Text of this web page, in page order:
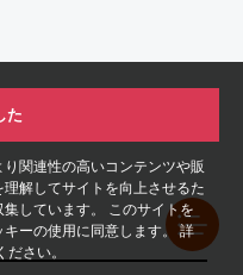
関連性の高いコンテンツや販
解してサイトを向上させるた
しています。 このサイトを
ーの使用に同意します。 詳
ださい。
た